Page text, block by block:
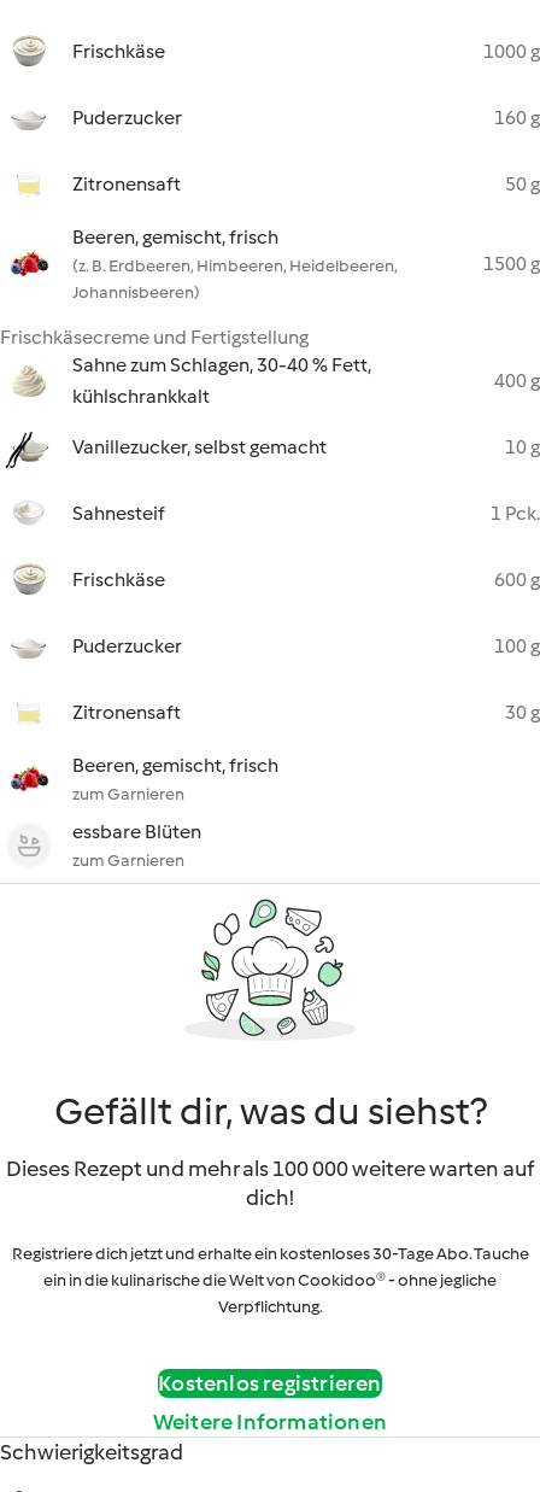
Frischkäse 1000 g
Puderzucker 160 g
Zitronensaft 50 g
Beeren, gemischt, frisch
(z. B. Erdbeeren, Himbeeren, Heidelbeeren,
Johannisbeeren)
1500 g
Frischkäsecreme und Fertigstellung
Sahne zum Schlagen, 30-40 % Fett,
kühlschrankkalt
400 g
Vanillezucker, selbst gemacht 10 g
Sahnesteif 1 Pck.
Frischkäse 600 g
Puderzucker 100 g
Zitronensaft 30 g
Beeren, gemischt, frisch
zum Garnieren
essbare Blüten
zum Garnieren
Gefällt dir, was du siehst?
Dieses Rezept und mehr als 100 000 weitere warten auf
dich!
Registriere dich jetzt und erhalte ein kostenloses 30-Tage Abo. Tauche
ein in die kulinarische die Welt von Cookidoo® - ohne jegliche
Verpflichtung.
Kostenlos registrieren
Weitere Informationen
Schwierigkeitsgrad